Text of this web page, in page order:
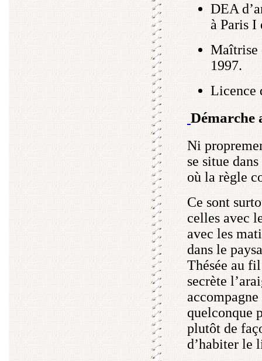
DEA
à Paris I
Maîtrise
1997.
Licence
Démarche
Ni
se situe
où la règle
Ce sont
celles avec
avec les
dans le
Thésée au
secrète
quelconque
plutôt de
d’habiter le